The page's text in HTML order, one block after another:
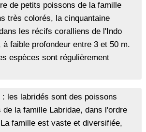
de petits poissons de la famille
très colorés, la cinquantaine
les récifs coralliens de l'Indo
à faible profondeur entre 3 et 50 m.
espèces sont régulièrement
: les labridés sont des poissons
la famille Labridae, dans l'ordre
famille est vaste et diversifiée,